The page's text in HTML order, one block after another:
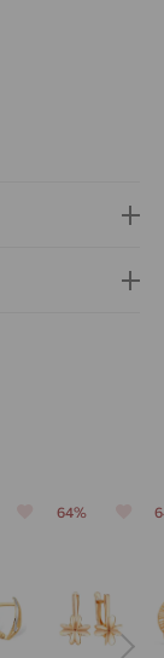
64%